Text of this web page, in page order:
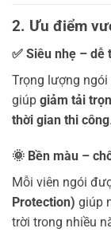
2. Ưu điểm
✅ Siêu nhẹ – dễ
Trọng lượng
giúp giảm tải
thời gian thi công.
🌞 Bền màu –
Mỗi viên ngói
Protection) giúp
trời trong nhiều